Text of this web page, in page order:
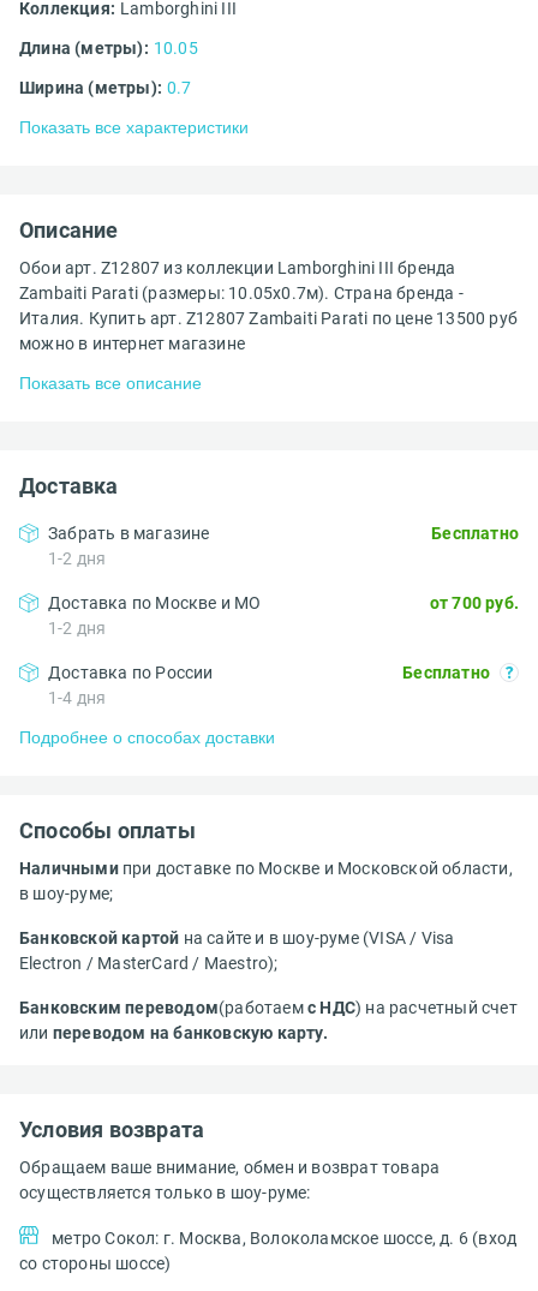
Коллекция: Lamborghini III
Длина (метры): 10.05
Ширина (метры): 0.7
Показать все характеристики
Описание
Обои арт. Z12807 из коллекции Lamborghini III бренда
Zambaiti Parati (размеры: 10.05х0.7м). Страна бренда -
Италия. Купить арт. Z12807 Zambaiti Parati по цене 13500 руб
можно в интернет магазине
Показать все описание
Доставка
Забрать в магазине
1-2 дня
Бесплатно
Доставка по Москве и МО
1-2 дня
от 700 руб.
Доставка по России
1-4 дня
Бесплатно
Подробнее о способах доставки
Способы оплаты
Наличнымипри доставке по Москве и Московской области,
в шоу-руме;
Банковской картой на сайте и в шоу-руме (VISA / Visa
Electron / MasterCard / Maestro);
Банковским переводом(работаемс НДС) на расчетный счет
или переводом на банковскую карту.
Условия возврата
Обращаем ваше внимание, обмен и возврат товара
осуществляется только в шоу-руме:
метро Сокол: г. Москва, Волоколамское шоссе, д. 6 (вход
со стороны шоссе)